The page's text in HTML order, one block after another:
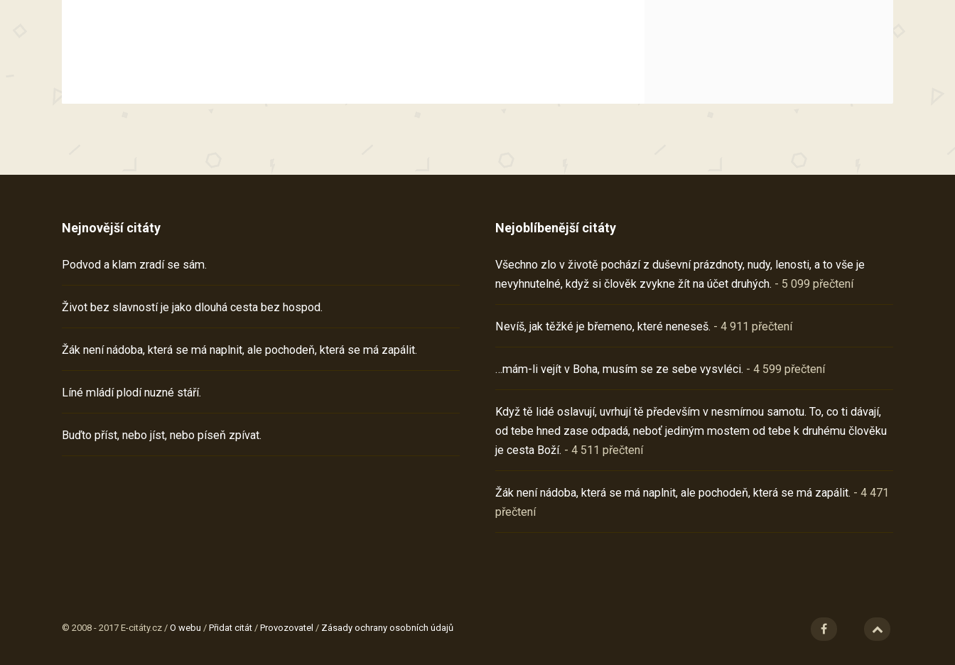
Nejnovější citáty
Podvod a klam zradí se sám.
Život bez slavností je jako dlouhá cesta bez hospod.
Žák není nádoba, která se má naplnit, ale pochodeň, která se má zapálit.
Líné mládí plodí nuzné stáří.
Buďto příst, nebo jíst, nebo píseň zpívat.
Nejoblíbenější citáty
Všechno zlo v životě pochází z duševní prázdnoty, nudy, lenosti, a to vše je
nevyhnutelné, když si člověk zvykne žít na účet druhých. - 5 099 přečtení
Nevíš, jak těžké je břemeno, které neneseš. - 4 911 přečtení
…mám-li vejít v Boha, musím se ze sebe vysvléci. - 4 599 přečtení
Když tě lidé oslavují, uvrhují tě především v nesmírnou samotu. To, co ti dávají,
od tebe hned zase odpadá, neboť jediným mostem od tebe k druhému člověku
je cesta Boží. - 4 511 přečtení
Žák není nádoba, která se má naplnit, ale pochodeň, která se má zapálit. - 4 471
přečtení
© 2008 - 2017 E-citáty.cz / O webu / Přidat citát / Provozovatel / Zásady ochrany osobních údajů